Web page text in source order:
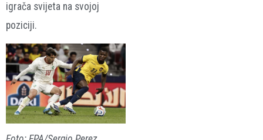
igrača svijeta na svojoj
poziciji.